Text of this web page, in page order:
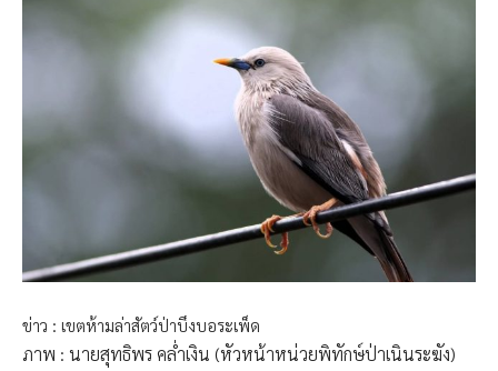
ข่าว : เขตห้ามล่าสัตว์ป่าบึงบอระเพ็ด
ภาพ : นายสุทธิพร คล่ำเงิน (หัวหน้าหน่วยพิทักษ์ป่าเนินระฆัง)